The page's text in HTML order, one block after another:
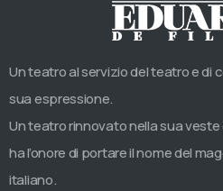
Un teatro al servizio del teatro e di
sua espressione.
Un teatro rinnovato nella sua
ha l’onore di portare il nome del
italiano.